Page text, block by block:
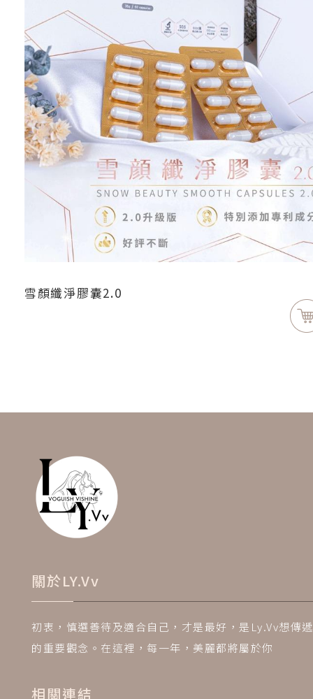
雪顏纖淨膠囊2.0
關於LY.Vv
初衷，慎選善待及適合自己，才是最好，是Ly.Vv想傳遞
的重要觀念。在這裡，每一年，美麗都將屬於你
相關連結